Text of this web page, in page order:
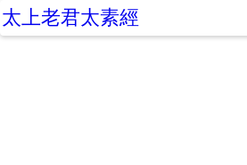
太上老君太素經